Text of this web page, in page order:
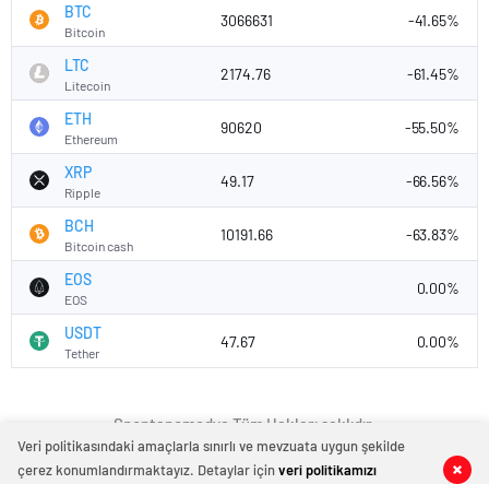
BTC
Bitcoin
3066631 -41.65%
LTC
Litecoin
2174.76 -61.45%
ETH
Ethereum
90620 -55.50%
XRP
Ripple
49.17 -66.56%
BCH
Bitcoin cash
10191.66 -63.83%
EOS
EOS
0.00%
USDT
Tether
47.67 0.00%
Spontanemedya Tüm Hakları saklıdır.
Veri politikasındaki amaçlarla sınırlı ve mevzuata uygun şekilde
çerez konumlandırmaktayız. Detaylar içinveri politikamızı